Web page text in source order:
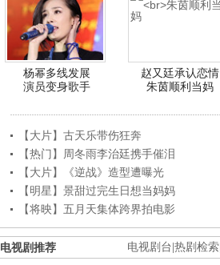
杨幂多线发展
演员变身歌手
赵又廷承认恋情
朱茵顺利当妈
【大片】古天乐带伤狂奔
【热门】周冬雨李治廷携手催泪
【大片】《逆战》造型遭曝光
【明星】景甜过完生日想当妈妈
【将映】五月天集体跨界拍电影
电视剧台 热剧检索
电视剧推荐